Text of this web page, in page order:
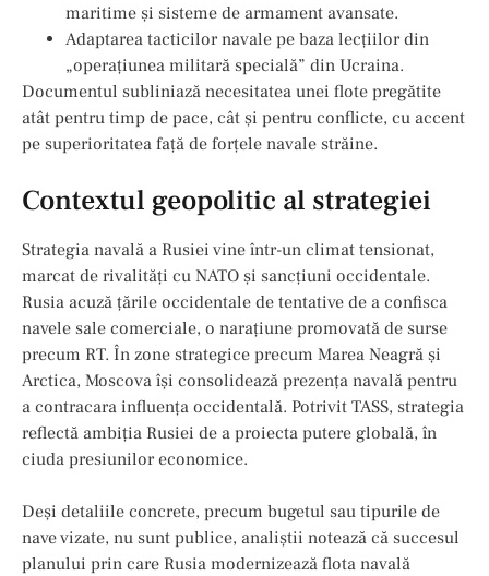
maritime și sisteme de armament avansate.
Adaptarea tacticilor navale pe baza lecțiilor din
„operațiunea militară specială” din Ucraina.
Documentul subliniază necesitatea unei flote pregătite
atât pentru timp de pace, cât și pentru conflicte, cu accent
pe superioritatea față de forțele navale străine.
Contextul geopolitic al strategiei
Strategia navală a Rusiei vine într-un climat tensionat,
marcat de rivalități cu NATO și sancțiuni occidentale.
Rusia acuză țările occidentale de tentative de a confisca
navele sale comerciale, o narațiune promovată de surse
precum RT. În zone strategice precum Marea Neagră și
Arctica, Moscova își consolidează prezența navală pentru
a contracara influența occidentală. Potrivit TASS, strategia
reflectă ambiția Rusiei de a proiecta putere globală, în
ciuda presiunilor economice.
Deși detaliile concrete, precum bugetul sau tipurile de
nave vizate, nu sunt publice, analiștii notează că succesul
planului prin care Rusia modernizează flota navală